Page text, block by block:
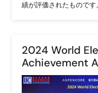
績が評価されたものです。
2024 World
Achievement
画